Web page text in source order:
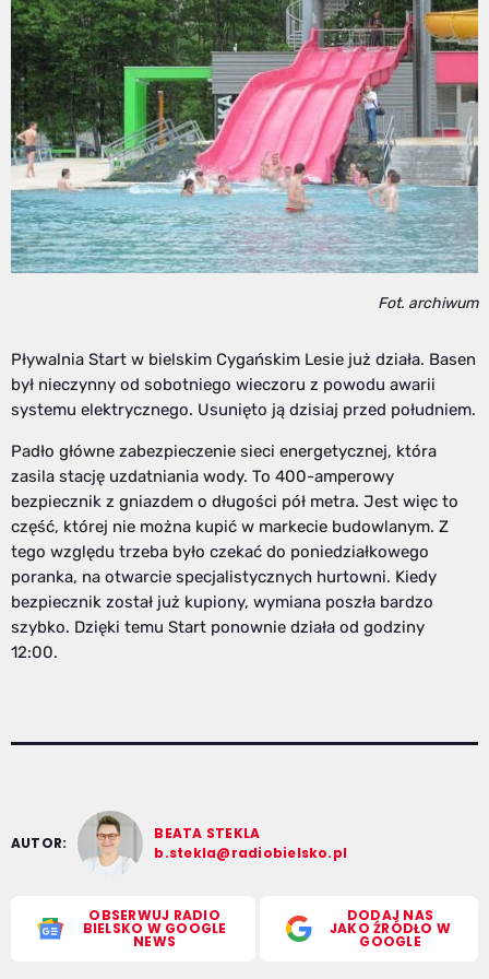
Fot. archiwum
Pływalnia Start w bielskim Cygańskim Lesie już działa. Basen
był nieczynny od sobotniego wieczoru z powodu awarii
systemu elektrycznego. Usunięto ją dzisiaj przed południem.
Padło główne zabezpieczenie sieci energetycznej, która
zasila stację uzdatniania wody. To 400-amperowy
bezpiecznik z gniazdem o długości pół metra. Jest więc to
część, której nie można kupić w markecie budowlanym. Z
tego względu trzeba było czekać do poniedziałkowego
poranka, na otwarcie specjalistycznych hurtowni. Kiedy
bezpiecznik został już kupiony, wymiana poszła bardzo
szybko. Dzięki temu Start ponownie działa od godziny
12:00.
AUTOR:
BEATA STEKLA
b.stekla@radiobielsko.pl
OBSERWUJ RADIO
BIELSKO W GOOGLE
NEWS
DODAJ NAS
JAKO ŹRÓDŁO W
GOOGLE